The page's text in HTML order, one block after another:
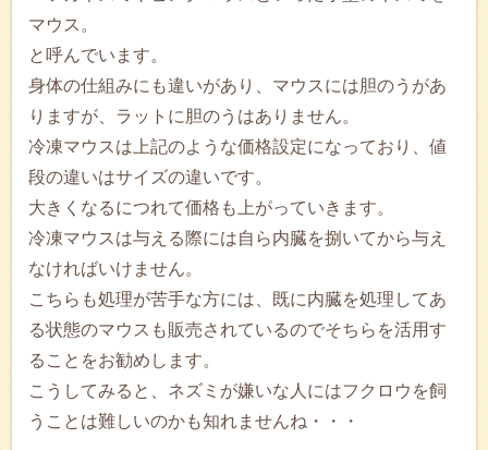
マウス。
と呼んでいます。
身体の仕組みにも違いがあり、マウスには胆のうがあ
りますが、ラットに胆のうはありません。
冷凍マウスは上記のような価格設定になっており、値
段の違いはサイズの違いです。
大きくなるにつれて価格も上がっていきます。
冷凍マウスは与える際には自ら内臓を捌いてから与え
なければいけません。
こちらも処理が苦手な方には、既に内臓を処理してあ
る状態のマウスも販売されているのでそちらを活用す
ることをお勧めします。
こうしてみると、ネズミが嫌いな人にはフクロウを飼
うことは難しいのかも知れませんね・・・